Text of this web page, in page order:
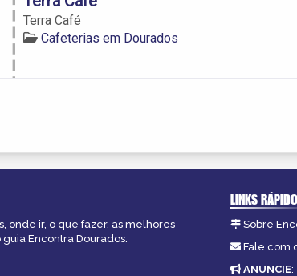
Terra Café
Cafeterias em Dourados
onde ir, o que fazer, as melhores
Encontra Dourados.
LINKS
Sobre
Fale com
ANUNCIE: